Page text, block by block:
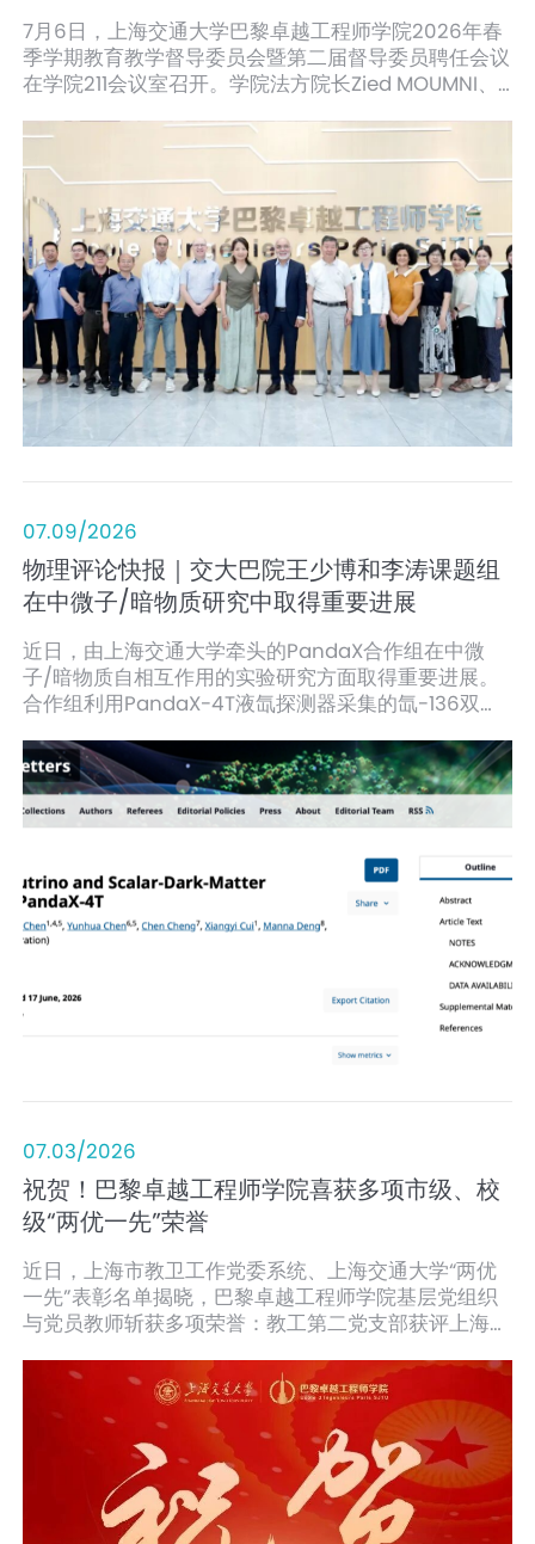
7月6日，上海交通大学巴黎卓越工程师学院2026年春
季学期教育教学督导委员会暨第二届督导委员聘任会议
在学院211会议室召开。学院法方院长Zied MOUMNI、
员，教学管理团队参加会议。会议由王少博主持。
07.09/2026
物理评论快报｜交大巴院王少博和李涛课题组
在中微子/暗物质研究中取得重要进展
近日，由上海交通大学牵头的PandaX合作组在中微
子/暗物质自相互作用的实验研究方面取得重要进展。
合作组利用PandaX-4T液氙探测器采集的氙-136双贝
用进行了直接实验限制，并在0.8–2 MeV质量区间取得
了国际最好的实验限制结果。相关成果以“Probing
Scalar-Neutrino and Scalar-Dark-Matter
Interactions with PandaX-4T”为题发表于物理学顶
级期刊《物理评论快报》（PHYSICAL REVIEW
LETTERS，PRL）。上海交通大学为第一单位。
07.03/2026
祝贺！巴黎卓越工程师学院喜获多项市级、校
级“两优一先”荣誉
近日，上海市教卫工作党委系统、上海交通大学“两优
一先”表彰名单揭晓，巴黎卓越工程师学院基层党组织
与党员教师斩获多项荣誉：教工第二党支部获评上海市
评上海交通大学先进基层党组织，学院党委委员、副院
长、教工第二党支部书记王少博获评上海交通大学优秀
共产党员，学生第一党支部书记周鼎获评上海交通大学
学生优秀共产党员。一批扎根中法国际化育人、深耕前
沿科研与产教融合的先进集体与先锋个人脱颖而出，生
动展现中外合作办学阵地党建引领、双融双促的实干成